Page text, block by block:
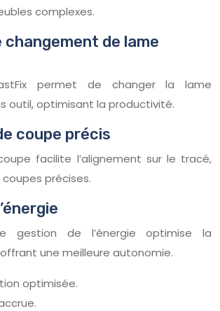
complexes.
changement de lame
permet de changer la lame
outil, optimisant la productivité.
coupe précis
facilite l’alignement sur le tracé,
précises.
gestion de l’énergie optimise la
une meilleure autonomie.
optimisée.